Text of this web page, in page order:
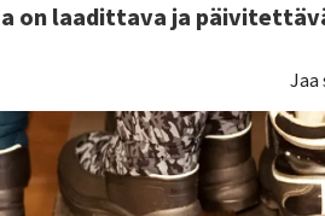
on laadittava ja
Jaa